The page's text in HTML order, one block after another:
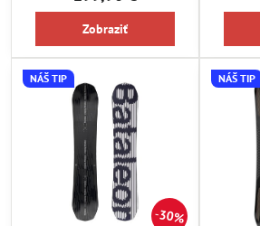
Zobraziť
30%
NÁŠ TIP NÁŠ TIP